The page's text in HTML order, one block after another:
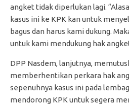
angket tidak diperlukan lagi.
kasus ini ke KPK kan untuk
bagus dan harus kami dukung.
untuk kami mendukung hak
DPP Nasdem, lanjutnya,
memberhentikan perkara hak
sepenuhnya kasus ini pada
mendorong KPK untuk segera